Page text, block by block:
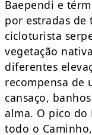
Baependi e
por estradas de
cicloturista
vegetação
diferentes
recompensa de
cansaço,
alma. O pico do
todo o